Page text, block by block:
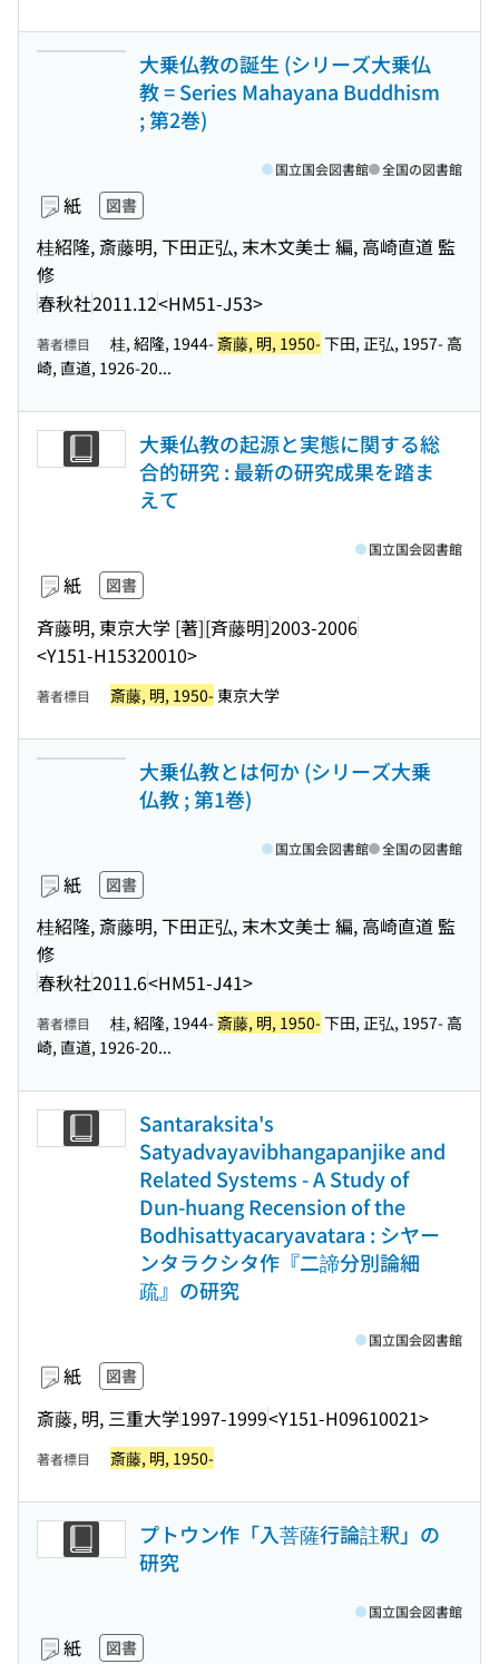
大乗仏教の誕生 (シリーズ大乗仏
教 = Series Mahayana Buddhism
; 第2巻)
紙 図書
桂紹隆, 斎藤明, 下田正弘, 末木文美士 編, 高崎直道 監
修
春秋社2011.12<HM51-J53>
国立国会図書館 全国の図書館
著者標目 桂, 紹隆, 1944- 斎藤, 明, 1950-下田, 正弘, 1957- 高
崎, 直道, 1926-20...
大乗仏教の起源と実態に関する総
合的研究 : 最新の研究成果を踏ま
えて
紙 図書
斉藤明, 東京大学 [著][斉藤明]2003-2006
<Y151-H15320010>
国立国会図書館
著者標目 斎藤, 明, 1950- 東京大学
大乗仏教とは何か (シリーズ大乗
仏教 ; 第1巻)
紙 図書
桂紹隆, 斎藤明, 下田正弘, 末木文美士 編, 高崎直道 監
修
春秋社2011.6<HM51-J41>
国立国会図書館 全国の図書館
著者標目 桂, 紹隆, 1944- 斎藤, 明, 1950-下田, 正弘, 1957- 高
崎, 直道, 1926-20...
Santaraksita's
Satyadvayavibhangapanjike and
Related Systems - A Study of
Dun-huang Recension of the
Bodhisattyacaryavatara : シヤー
ンタラクシタ作『二諦分別論細
疏』の研究
紙 図書
斎藤, 明, 三重大学1997-1999<Y151-H09610021>
国立国会図書館
著者標目 斎藤, 明, 1950-
プトウン作「入菩薩行論註釈」の
研究
紙 図書
国立国会図書館